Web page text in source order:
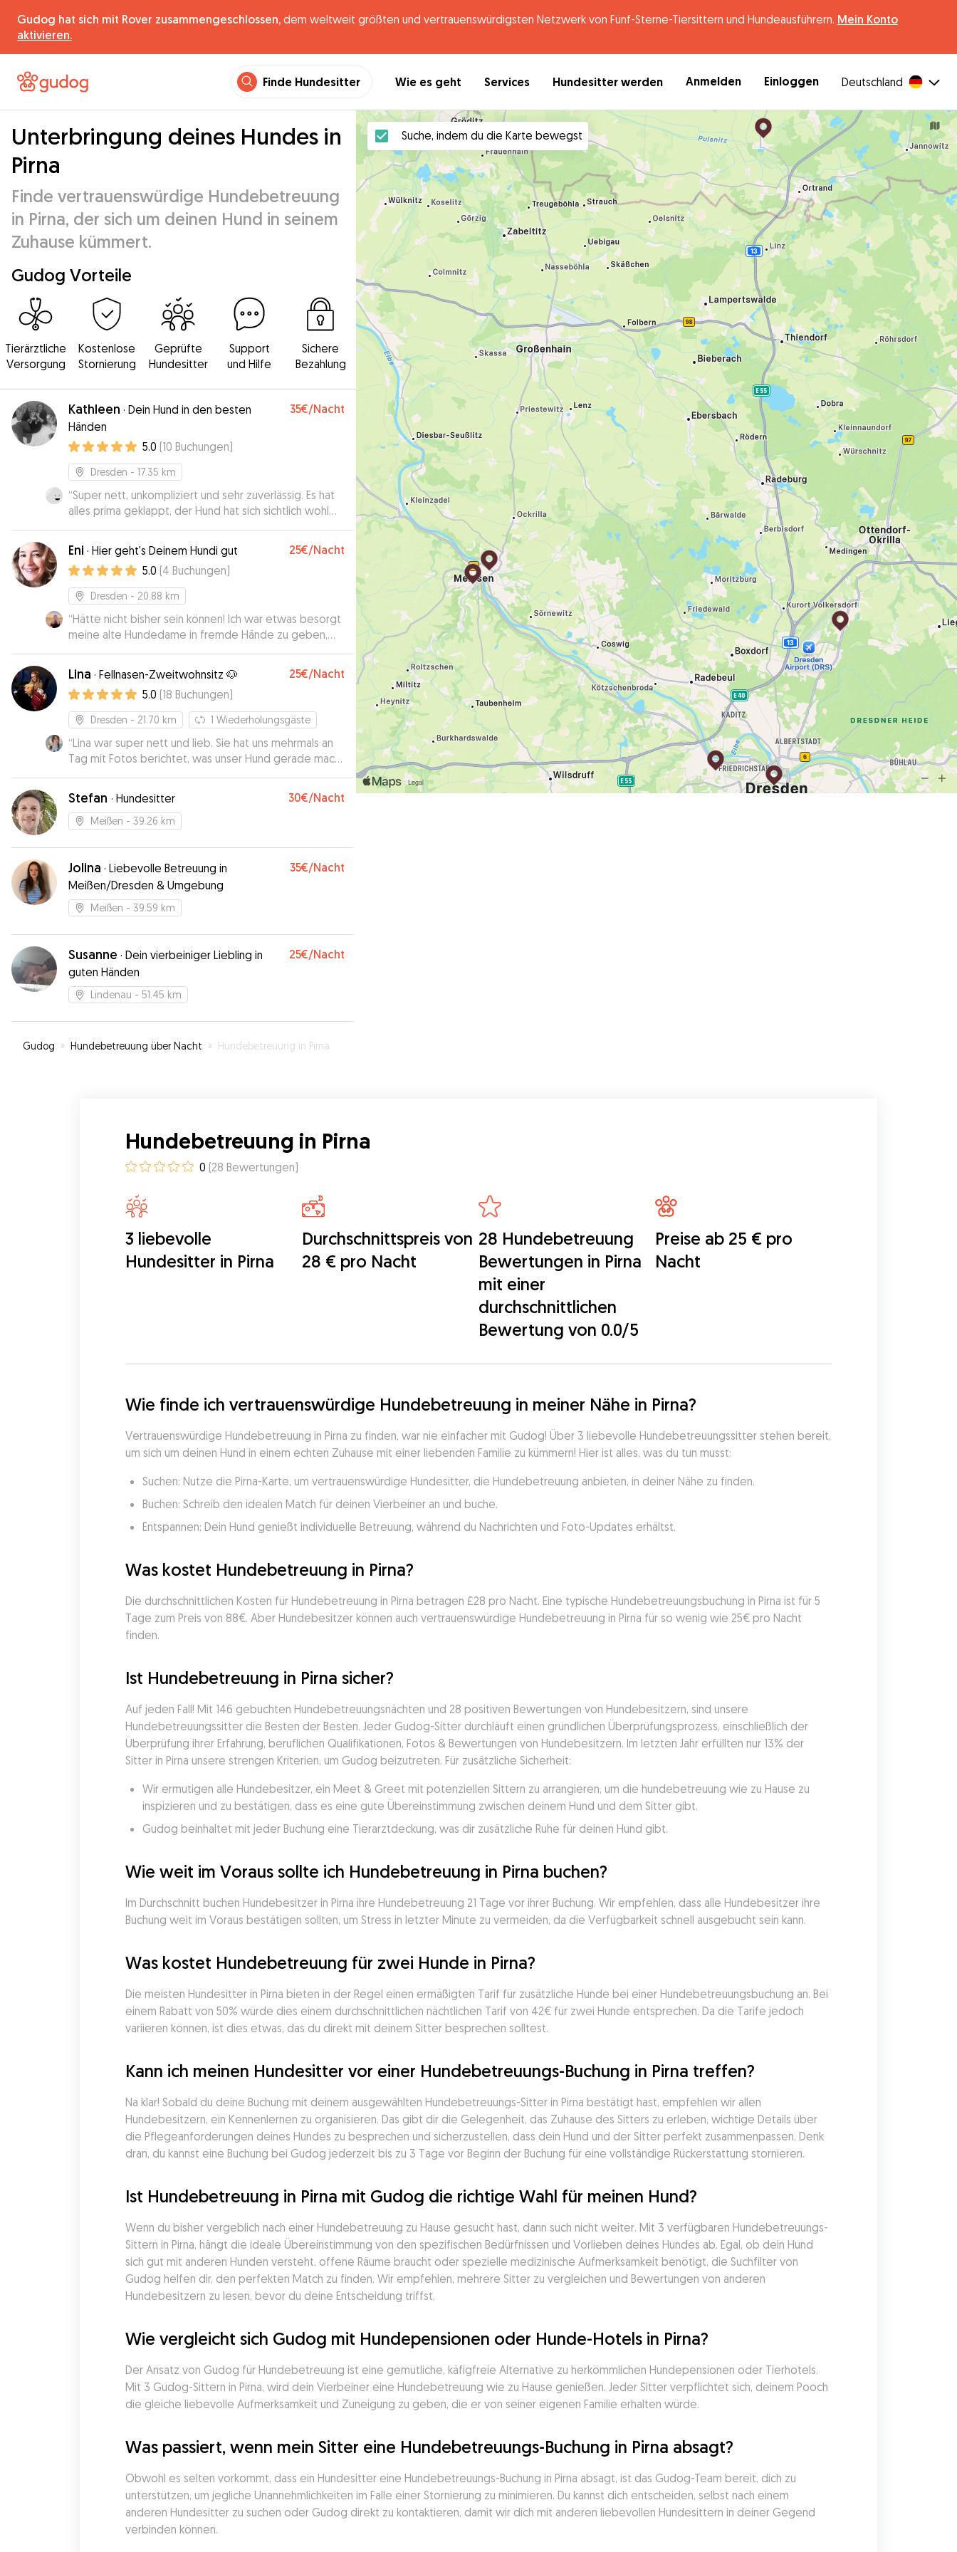
Gudog hat sich mit Rover zusammengeschlossen, dem weltweit größten und vertrauenswürdigsten Netzwerk von Fünf-Sterne-Tiersittern und Hundeausführern. Mein Konto
aktivieren.
Finde Hundesitter Wie es geht Services Hundesitter werden Anmelden Einloggen Deutschland
Unterbringung deines Hundes in
Pirna
Finde vertrauenswürdige Hundebetreuung
in Pirna, der sich um deinen Hund in seinem
Zuhause kümmert.
Gudog Vorteile
Tierärztliche
Versorgung
Kostenlose
Stornierung
Geprüfte
Hundesitter
Support
und Hilfe
Sichere
Bezahlung
Kathleen · Dein Hund in den besten
Händen
35€/Nacht
5.0 (10 Buchungen)
Dresden - 17.35 km
“Super nett, unkompliziert und sehr zuverlässig. Es hat
alles prima geklappt, der Hund hat sich sichtlich wohl
gefühlt und ich wurde immer auf dem Laufenden
gehalten. Ich bin sehr froh, Kathleen gefunden zu
haben. 😊”
Eni · Hier geht's Deinem Hundi gut 25€/Nacht
5.0 (4 Buchungen)
Dresden - 20.88 km
“Hätte nicht bisher sein können! Ich war etwas besorgt
meine alte Hundedame in fremde Hände zu geben,
aber Eni hat mir von Anfang an ein sehr gutes Gefühl
gegeben und ich habe einen glücklichen Hund
wiederbekommen. :)”
Lina · Fellnasen-Zweitwohnsitz 🐶 25€/Nacht
5.0 (18 Buchungen)
Dresden - 21.70 km 1 Wiederholungsgäste
“Lina war super nett und lieb. Sie hat uns mehrmals an
Tag mit Fotos berichtet, was unser Hund gerade macht
und wie es ihm geht. Es war super! Kommunikation war
auch Top. Wir sind sehr dankbar. ❤️
Stefan · Hundesitter 30€/Nacht
Meißen - 39.26 km
Jolina · Liebevolle Betreuung in
Meißen/Dresden & Umgebung
35€/Nacht
Meißen - 39.59 km
Susanne · Dein vierbeiniger Liebling in
guten Händen
25€/Nacht
Lindenau - 51.45 km
Gudog » Hundebetreuung über Nacht » Hundebetreuung in Pirna
Suche, indem du die Karte bewegst
Hundebetreuung in Pirna
0 (28 Bewertungen)
3 liebevolle
Hundesitter in Pirna
Durchschnittspreis von
28 € pro Nacht
28 Hundebetreuung
Bewertungen in Pirna
mit einer
durchschnittlichen
Bewertung von 0.0/5
Preise ab 25 € pro
Nacht
Wie finde ich vertrauenswürdige Hundebetreuung in meiner Nähe in Pirna?
Vertrauenswürdige Hundebetreuung in Pirna zu finden, war nie einfacher mit Gudog! Über 3 liebevolle Hundebetreuungssitter stehen bereit,
um sich um deinen Hund in einem echten Zuhause mit einer liebenden Familie zu kümmern! Hier ist alles, was du tun musst:
Suchen: Nutze die Pirna-Karte, um vertrauenswürdige Hundesitter, die Hundebetreuung anbieten, in deiner Nähe zu finden.
Buchen: Schreib den idealen Match für deinen Vierbeiner an und buche.
Entspannen: Dein Hund genießt individuelle Betreuung, während du Nachrichten und Foto-Updates erhältst.
Was kostet Hundebetreuung in Pirna?
Die durchschnittlichen Kosten für Hundebetreuung in Pirna betragen £28 pro Nacht. Eine typische Hundebetreuungsbuchung in Pirna ist für 5
Tage zum Preis von 88€. Aber Hundebesitzer können auch vertrauenswürdige Hundebetreuung in Pirna für so wenig wie 25€ pro Nacht
finden.
Ist Hundebetreuung in Pirna sicher?
Auf jeden Fall! Mit 146 gebuchten Hundebetreuungsnächten und 28 positiven Bewertungen von Hundebesitzern, sind unsere
Hundebetreuungssitter die Besten der Besten. Jeder Gudog-Sitter durchläuft einen gründlichen Überprüfungsprozess, einschließlich der
Überprüfung ihrer Erfahrung, beruflichen Qualifikationen, Fotos & Bewertungen von Hundebesitzern. Im letzten Jahr erfüllten nur 13% der
Sitter in Pirna unsere strengen Kriterien, um Gudog beizutreten. Für zusätzliche Sicherheit:
Wir ermutigen alle Hundebesitzer, ein Meet & Greet mit potenziellen Sittern zu arrangieren, um die hundebetreuung wie zu Hause zu
inspizieren und zu bestätigen, dass es eine gute Übereinstimmung zwischen deinem Hund und dem Sitter gibt.
Gudog beinhaltet mit jeder Buchung eine Tierarztdeckung, was dir zusätzliche Ruhe für deinen Hund gibt.
Wie weit im Voraus sollte ich Hundebetreuung in Pirna buchen?
Im Durchschnitt buchen Hundebesitzer in Pirna ihre Hundebetreuung 21 Tage vor ihrer Buchung. Wir empfehlen, dass alle Hundebesitzer ihre
Buchung weit im Voraus bestätigen sollten, um Stress in letzter Minute zu vermeiden, da die Verfügbarkeit schnell ausgebucht sein kann.
Was kostet Hundebetreuung für zwei Hunde in Pirna?
Die meisten Hundesitter in Pirna bieten in der Regel einen ermäßigten Tarif für zusätzliche Hunde bei einer Hundebetreuungsbuchung an. Bei
einem Rabatt von 50% würde dies einem durchschnittlichen nächtlichen Tarif von 42€ für zwei Hunde entsprechen. Da die Tarife jedoch
variieren können, ist dies etwas, das du direkt mit deinem Sitter besprechen solltest.
Kann ich meinen Hundesitter vor einer Hundebetreuungs-Buchung in Pirna treffen?
Na klar! Sobald du deine Buchung mit deinem ausgewählten Hundebetreuungs-Sitter in Pirna bestätigt hast, empfehlen wir allen
Hundebesitzern, ein Kennenlernen zu organisieren. Das gibt dir die Gelegenheit, das Zuhause des Sitters zu erleben, wichtige Details über
die Pflegeanforderungen deines Hundes zu besprechen und sicherzustellen, dass dein Hund und der Sitter perfekt zusammenpassen. Denk
dran, du kannst eine Buchung bei Gudog jederzeit bis zu 3 Tage vor Beginn der Buchung für eine vollständige Rückerstattung stornieren.
Ist Hundebetreuung in Pirna mit Gudog die richtige Wahl für meinen Hund?
Wenn du bisher vergeblich nach einer Hundebetreuung zu Hause gesucht hast, dann such nicht weiter. Mit 3 verfügbaren Hundebetreuungs-
Sittern in Pirna, hängt die ideale Übereinstimmung von den spezifischen Bedürfnissen und Vorlieben deines Hundes ab. Egal, ob dein Hund
sich gut mit anderen Hunden versteht, offene Räume braucht oder spezielle medizinische Aufmerksamkeit benötigt, die Suchfilter von
Gudog helfen dir, den perfekten Match zu finden. Wir empfehlen, mehrere Sitter zu vergleichen und Bewertungen von anderen
Hundebesitzern zu lesen, bevor du deine Entscheidung triffst.
Wie vergleicht sich Gudog mit Hundepensionen oder Hunde-Hotels in Pirna?
Der Ansatz von Gudog für Hundebetreuung ist eine gemütliche, käfigfreie Alternative zu herkömmlichen Hundepensionen oder Tierhotels.
Mit 3 Gudog-Sittern in Pirna, wird dein Vierbeiner eine Hundebetreuung wie zu Hause genießen. Jeder Sitter verpflichtet sich, deinem Pooch
die gleiche liebevolle Aufmerksamkeit und Zuneigung zu geben, die er von seiner eigenen Familie erhalten würde.
Was passiert, wenn mein Sitter eine Hundebetreuungs-Buchung in Pirna absagt?
Obwohl es selten vorkommt, dass ein Hundesitter eine Hundebetreuungs-Buchung in Pirna absagt, ist das Gudog-Team bereit, dich zu
unterstützen, um jegliche Unannehmlichkeiten im Falle einer Stornierung zu minimieren. Du kannst dich entscheiden, selbst nach einem
anderen Hundesitter zu suchen oder Gudog direkt zu kontaktieren, damit wir dich mit anderen liebevollen Hundesittern in deiner Gegend
verbinden können.